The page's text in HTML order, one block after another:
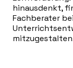
hinausdenkt,
Fachberater